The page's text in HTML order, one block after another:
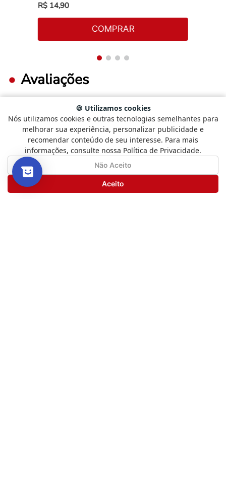
R$ 14,90
COMPRAR
Avaliações
FAÇA LOGIN PARA ESCREVER UMA AVALIAÇÃO.
Mais recentes Todos
🍪 Utilizamos cookies
Nós utilizamos cookies e outras tecnologias semelhantes para
melhorar sua experiência, personalizar publicidade e
recomendar conteúdo de seu interesse. Para mais
informações, consulte nossa Política de Privacidade.
Não Aceito
Aceito
Como está sendo sua experiência?
Selecione
uma
opção
a
5
Não Satisfeito
Seguinte